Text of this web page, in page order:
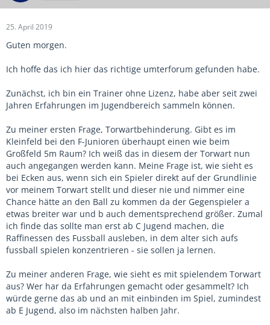
25. April 2019
Guten morgen.
Ich hoffe das ich hier das richtige umterforum gefunden habe.
Zunächst, ich bin ein Trainer ohne Lizenz, habe aber seit zwei
Jahren Erfahrungen im Jugendbereich sammeln können.
Zu meiner ersten Frage, Torwartbehinderung. Gibt es im
Kleinfeld bei den F-Junioren überhaupt einen wie beim
Großfeld 5m Raum? Ich weiß das in diesem der Torwart nun
auch angegangen werden kann. Meine Frage ist, wie sieht es
bei Ecken aus, wenn sich ein Spieler direkt auf der Grundlinie
vor meinem Torwart stellt und dieser nie und nimmer eine
Chance hätte an den Ball zu kommen da der Gegenspieler a
etwas breiter war und b auch dementsprechend größer. Zumal
ich finde das sollte man erst ab C Jugend machen, die
Raffinessen des Fussball ausleben, in dem alter sich aufs
fussball spielen konzentrieren - sie sollen ja lernen.
Zu meiner anderen Frage, wie sieht es mit spielendem Torwart
aus? Wer har da Erfahrungen gemacht oder gesammelt? Ich
würde gerne das ab und an mit einbinden im Spiel, zumindest
ab E Jugend, also im nächsten halben Jahr.